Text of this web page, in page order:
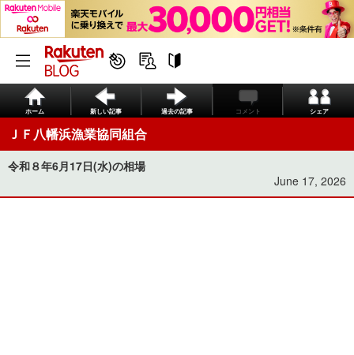
ホーム 新しい記事 過去の記事 コメント シェア
ＪＦ八幡浜漁業協同組合
令和８年6月17日(水)の相場
June 17, 2026